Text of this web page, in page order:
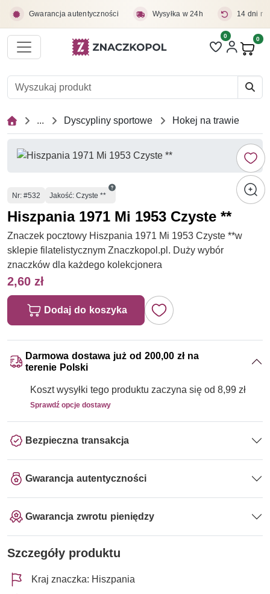
Gwarancja autentyczności Wysyłka w 24h 14 dni
Liczba pozycji
0 0
... Dyscypliny sportowe Hokej na trawie
Numer
Nr: #532 Jakość: Czyste **
Hiszpania 1971 Mi 1953 Czyste **
Znaczek pocztowy Hiszpania 1971 Mi 1953 Czyste **w
sklepie filatelistycznym Znaczkopol.pl. Duży wybór
znaczków dla każdego kolekcjonera
2,60 zł
Dodaj do koszyka
Darmowa dostawa już od 200,00 zł na
terenie Polski
Koszt wysyłki tego produktu zaczyna się od 8,99 zł
Sprawdź opcje dostawy
Bezpieczna transakcja
Gwarancja autentyczności
Gwarancja zwrotu pieniędzy
Szczegóły produktu
Kraj znaczka: Hiszpania